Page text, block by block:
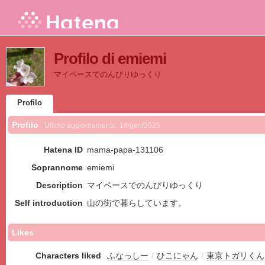
Profilo di emiemi
マイペースでのんびりゆっくり
Profilo
Profilo Ultimo aggiornamento: 14/gen/2025
Hatena ID mama-papa-131106
Soprannome emiemi
Description マイペースでのんびりゆっくり
Self introduction 山の街で暮らしています。
Likes
Characters liked ふなっしー / ひこにゃん / 東京トガリくん